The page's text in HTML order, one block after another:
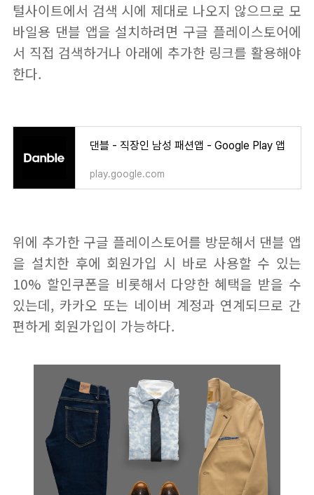
털사이트에서 검색 시에 제대로 나오지 않으므로 모
바일용 댄블 앱을 설치하려면 구글 플레이스토어에
서 직접 검색하거나 아래에 추가한 링크를 활용해야
한다.
댄블 - 직장인 남성 패션앱 - Google Play 앱
play.google.com
위에 추가한 구글 플레이스토어를 방문해서 댄블 앱
을 설치한 후에 회원가입 시 바로 사용할 수 있는
10% 할인쿠폰을 비롯해서 다양한 혜택을 받을 수
있는데, 카카오 또는 네이버 계정과 연계되므로 간
편하게 회원가입이 가능하다.